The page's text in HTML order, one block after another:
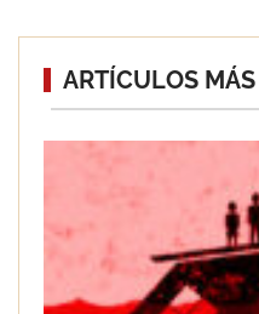
Goo!
revoluciona la
a Tormo
ARTÍCULOS